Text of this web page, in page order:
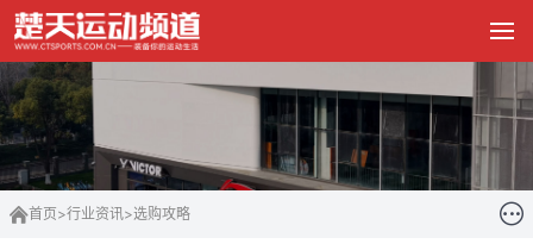
首页>行业资讯>选购攻略